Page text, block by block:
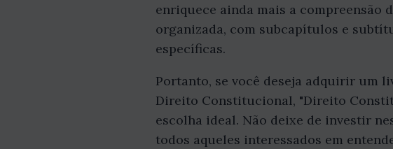
enriquece ainda mais a compreensão
organizada, com subcapítulos e
específicas.
Portanto, se você deseja adquirir um
Direito Constitucional, "Direito
escolha ideal. Não deixe de investir
todos aqueles interessados em